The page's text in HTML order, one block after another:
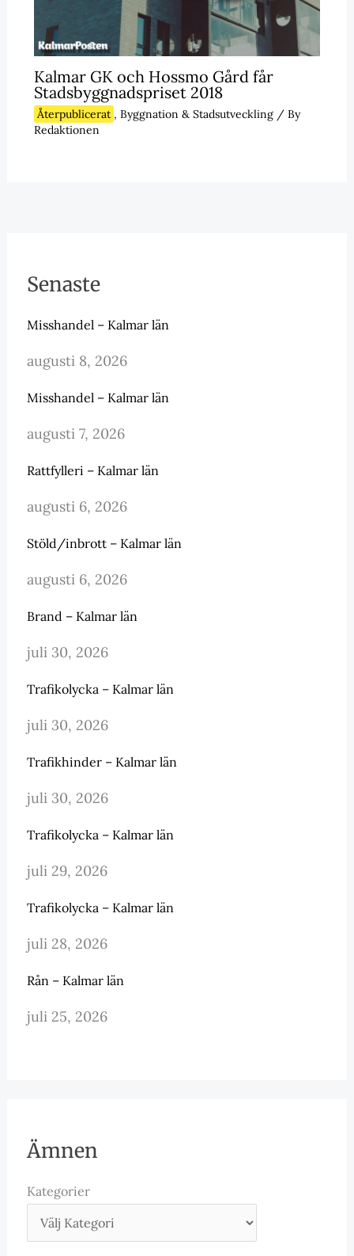
Kalmar GK och Hossmo Gård får
Stadsbyggnadspriset 2018
Återpublicerat , Byggnation & Stadsutveckling/ By
Redaktionen
Senaste
Misshandel – Kalmar län
augusti 8, 2026
Misshandel – Kalmar län
augusti 7, 2026
Rattfylleri – Kalmar län
augusti 6, 2026
Stöld/inbrott – Kalmar län
augusti 6, 2026
Brand – Kalmar län
juli 30, 2026
Trafikolycka – Kalmar län
juli 30, 2026
Trafikhinder – Kalmar län
juli 30, 2026
Trafikolycka – Kalmar län
juli 29, 2026
Trafikolycka – Kalmar län
juli 28, 2026
Rån – Kalmar län
juli 25, 2026
Ämnen
Kategorier